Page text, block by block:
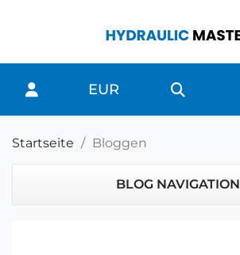
EUR
Startseite Bloggen
BLOG NAVIGATION